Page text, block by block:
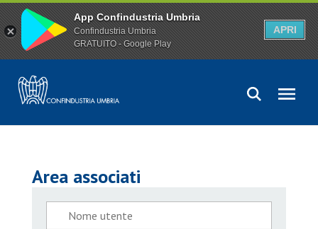
Area associati
App Confindustria Umbria
Confindustria Umbria
GRATUITO - Google Play
APRI